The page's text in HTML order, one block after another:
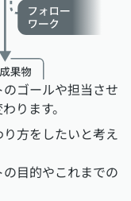
ゴールや担当させ
ります。
方をしたいと考え
目的やこれまでの